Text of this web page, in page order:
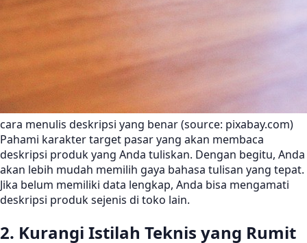
cara menulis deskripsi yang benar (source: pixabay.com)
Pahami karakter target pasar yang akan membaca
deskripsi produk yang Anda tuliskan. Dengan begitu, Anda
akan lebih mudah memilih gaya bahasa tulisan yang tepat.
Jika belum memiliki data lengkap, Anda bisa mengamati
deskripsi produk sejenis di toko lain.
2. Kurangi Istilah Teknis yang Rumit